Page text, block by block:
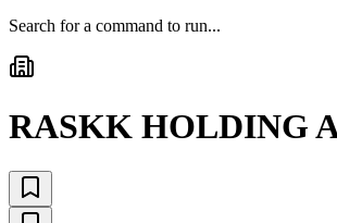
Search for a command to run...
RASKK HOLDING